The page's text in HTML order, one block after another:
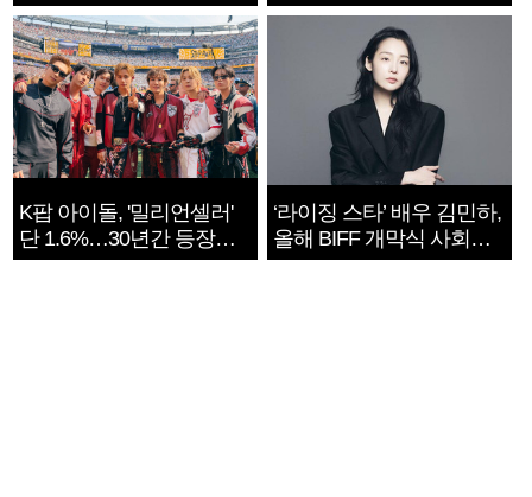
지는 ‘전쟁 속죄’
K팝 아이돌, '밀리언셀러'
단 1.6%…30년간 등장
1182개팀 전수조사
‘라이징 스타’ 배우 김민하,
올해 BIFF 개막식 사회자
확정